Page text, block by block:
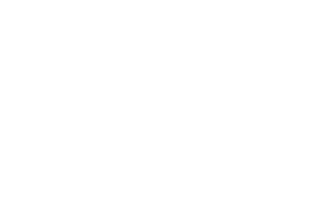
выбор спецтехники, вилочных
техники.